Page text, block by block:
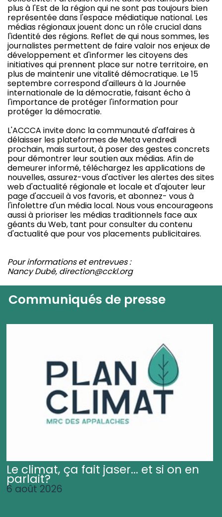
plus à l'Est de la région qui ne sont pas toujours bien
représentée dans l'espace médiatique national. Les
médias régionaux jouent donc un rôle crucial dans
l'identité des régions. Reflet de qui nous sommes, les
journalistes permettent de faire valoir nos enjeux de
développement et d'informer les citoyens des
initiatives qui prennent place sur notre territoire, en
plus de maintenir une vitalité démocratique. Le 15
septembre correspond d'ailleurs à la Journée
internationale de la démocratie, faisant écho à
l'importance de protéger l'information pour
protéger la démocratie.
L'ACCCA invite donc la communauté d'affaires à
délaisser les plateformes de Meta vendredi
prochain, mais surtout, à poser des gestes concrets
pour démontrer leur soutien aux médias. Afin de
demeurer informé, téléchargez les applications de
nouvelles, assurez-vous d'activer les alertes des sites
web d'actualité régionale et locale et d'ajouter leur
page d'accueil à vos favoris, et abonnez- vous à
l'infolettre d'un média local. Nous vous encourageons
aussi à prioriser les médias traditionnels face aux
géants du Web, tant pour consulter du contenu
d'actualité que pour vos placements publicitaires.
Pour informations et entrevues :
Nancy Dubé, direction@cckl.org
Communiqués de presse
Le climat, ça fait jaser... et si on en
parlait?
6 août 2026